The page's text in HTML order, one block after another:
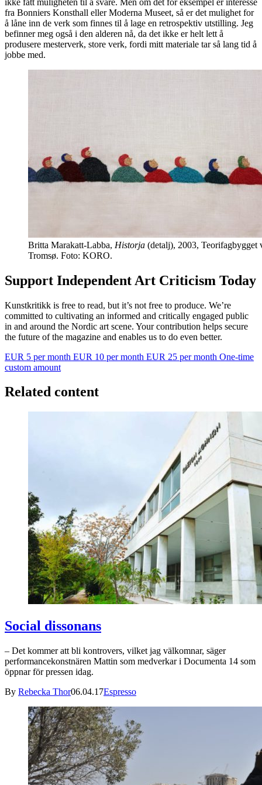
fra Bonniers Konsthall eller Moderna Museet, så er det mulighet for
å låne inn de verk som finnes til å lage en retrospektiv utstilling. Jeg
befinner meg også i den alderen nå, da det ikke er helt lett å
produsere mesterverk, store verk, fordi mitt materiale tar så lang tid å
jobbe med.
Britta Marakatt-Labba, Historja (detalj), 2003, Teorifagbygget
Tromsø. Foto: KORO.
Support Independent Art Criticism Today
Kunstkritikk is free to read, but it’s not free to produce. We’re
committed to cultivating an informed and critically engaged public
in and around the Nordic art scene. Your contribution helps secure
the future of the magazine and enables us to do even better.
EUR 5 per month EUR 10 per month EUR 25 per month One-time
custom amount
Related content
Social dissonans
– Det kommer att bli kontrovers, vilket jag välkomnar, säger
performancekonstnären Mattin som medverkar i Documenta 14 som
öppnar för pressen idag.
By Rebecka Thor06.04.17Espresso